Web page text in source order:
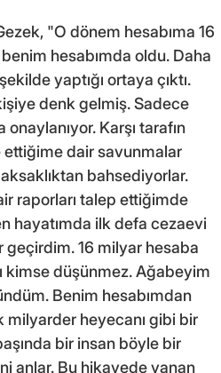
"O dönem hesabıma 16
hesabımda oldu. Daha
yaptığı ortaya çıktı.
denk gelmiş. Sadece
Karşı tarafın
ettiğime dair savunmalar
bahsediyorlar.
raporları talep ettiğimde
hayatımda ilk defa cezaevi
geçirdim. 16 milyar hesaba
kimse düşünmez. Ağabeyim
Benim hesabımdan
milyarder heyecanı gibi bir
bir insan böyle bir
anlar. Bu hikayede yanan